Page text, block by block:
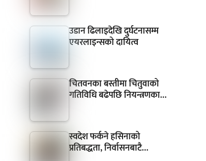
उडान ढिलाइदेखि दुर्घटनासम्म
एयरलाइन्सको दायित्व
चितवनका बस्तीमा चितुवाको
गतिविधि बढेपछि नियन्त्रणका…
स्वदेश फर्कने हसिनाको
प्रतिबद्धता, निर्वासनबाटै…